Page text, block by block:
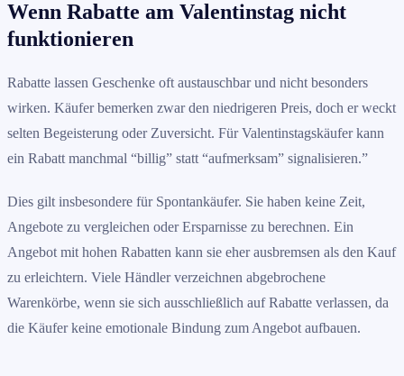
Wenn Rabatte am Valentinstag nicht
funktionieren
Rabatte lassen Geschenke oft austauschbar und nicht besonders
wirken. Käufer bemerken zwar den niedrigeren Preis, doch er weckt
selten Begeisterung oder Zuversicht. Für Valentinstagskäufer kann
ein Rabatt manchmal “billig” statt “aufmerksam” signalisieren.”
Dies gilt insbesondere für Spontankäufer. Sie haben keine Zeit,
Angebote zu vergleichen oder Ersparnisse zu berechnen. Ein
Angebot mit hohen Rabatten kann sie eher ausbremsen als den Kauf
zu erleichtern. Viele Händler verzeichnen abgebrochene
Warenkörbe, wenn sie sich ausschließlich auf Rabatte verlassen, da
die Käufer keine emotionale Bindung zum Angebot aufbauen.